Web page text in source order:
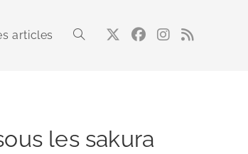
articles Toggle
les sakura